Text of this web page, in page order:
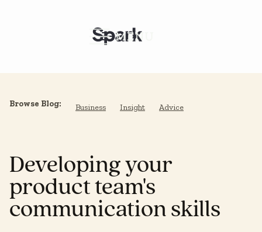
Browse Blog: Business Insight Advice
Developing your
product team's
communication skills